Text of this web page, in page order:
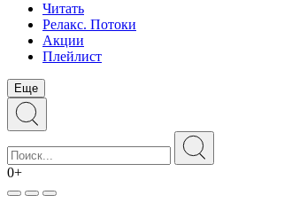
Читать
Релакс. Потоки
Акции
Плейлист
Еще
0+